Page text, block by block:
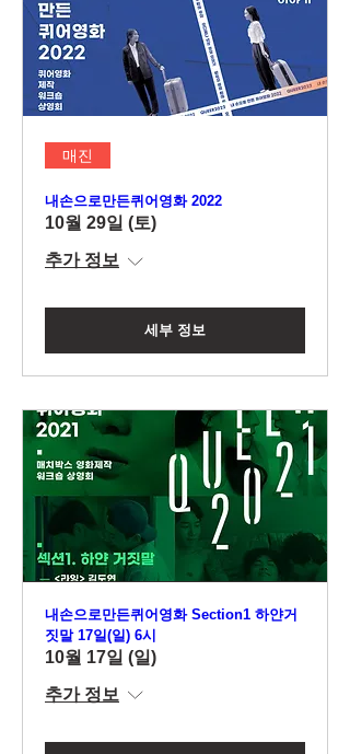
매진
내손으로만든퀴어영화 2022
10월 29일 (토)
추가 정보
세부 정보
내손으로만든퀴어영화 Section1 하얀거
짓말 17일(일) 6시
10월 17일 (일)
추가 정보